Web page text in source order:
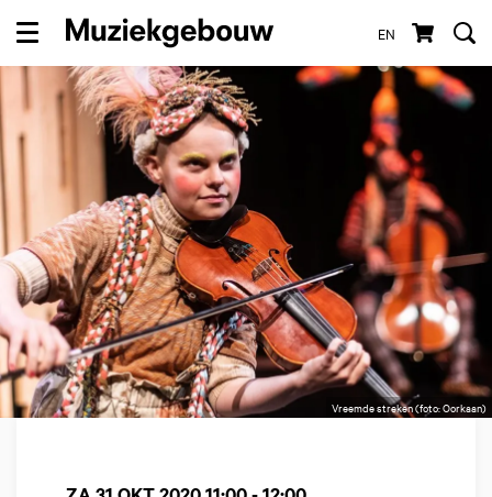
EN
Menu
Vreemde streken (foto: Oorkaan)